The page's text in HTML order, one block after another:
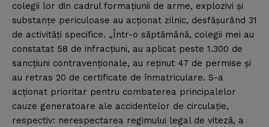
colegii lor din cadrul formaţiunii de arme, explozivi şi
substanţe periculoase au acţionat zilnic, desfăşurând 31
de activităţi specifice. „Într-o săptămână, colegii mei au
constatat 58 de infracţiuni, au aplicat peste 1.300 de
sancţiuni contravenţionale, au reţinut 47 de permise şi
au retras 20 de certificate de înmatriculare. S-a
acţionat prioritar pentru combaterea principalelor
cauze generatoare ale accidentelor de circulaţie,
respectiv: nerespectarea regimului legal de viteză, a